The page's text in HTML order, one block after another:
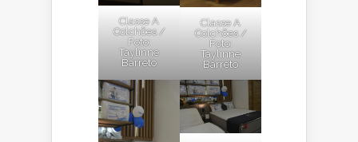
Classe A
Colchões /
Foto:
Taylinne
Barreto
Classe A
Colchões /
Foto:
Taylinne
Barreto